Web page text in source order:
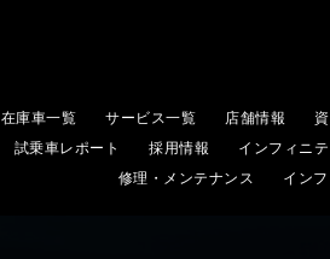
在庫車一覧 サービス一覧 店舗情報
試乗車レポート 採用情報
インフィニ
修理・メンテナンス
イン